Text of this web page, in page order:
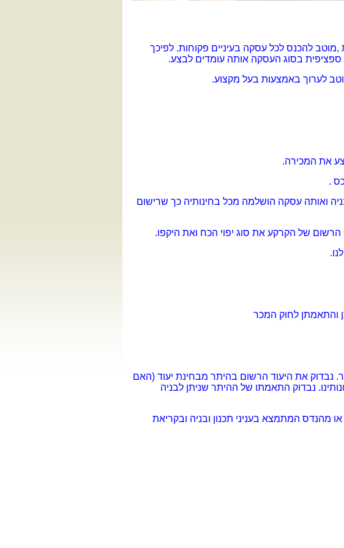
להכנס לכל עסקה בעיניים פקוחות. לפיכך
בסוג העסקה אותה עומדים לבצע.
לערוך באמצעות בעל מקצוע.
את המכירה.
.
ואותה עסקה הושלמה מכל בחינותיה כך שרישום
של הקרקע את סוג יפוי הכח ואת היקפו.
והתאמתן לחוק המכר
נבדוק את היעוד הרשום בהיתר מבחינת יעוד (האם
נבדוק התאמתו של ההיתר שניתן לבניה
מהנדס המתמצא בעניני תכנון ובניה ובקריאת